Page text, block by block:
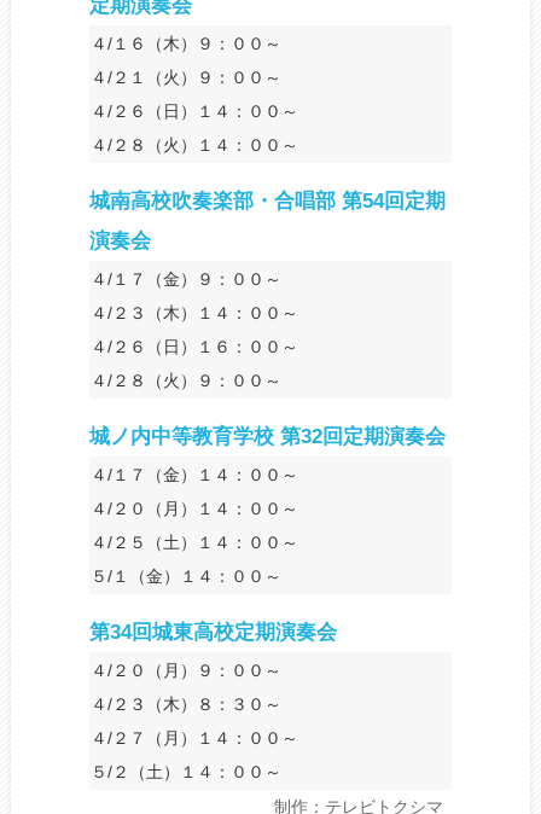
定期演奏会
４/１６（木）９：００～
４/２１（火）９：００～
４/２６（日）１４：００～
４/２８（火）１４：００～
城南高校吹奏楽部・合唱部 第54回定期
演奏会
４/１７（金）９：００～
４/２３（木）１４：００～
４/２６（日）１６：００～
４/２８（火）９：００～
城ノ内中等教育学校 第32回定期演奏会
４/１７（金）１４：００～
４/２０（月）１４：００～
４/２５（土）１４：００～
５/１（金）１４：００～
第34回城東高校定期演奏会
４/２０（月）９：００～
４/２３（木）８：３０～
４/２７（月）１４：００～
５/２（土）１４：００～
制作：テレビトクシマ